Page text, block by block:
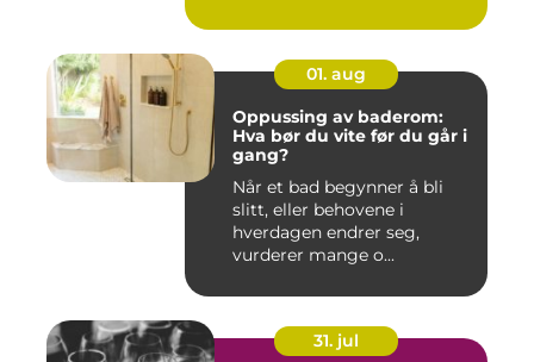
01. aug
Oppussing av baderom:
Hva bør du vite før du går i
gang?
Når et bad begynner å bli
slitt, eller behovene i
hverdagen endrer seg,
vurderer mange o...
31. jul